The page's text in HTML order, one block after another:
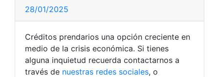
28/01/2025
Créditos prendarios una opción creciente en
medio de la crisis económica. Si tienes
alguna inquietud recuerda contactarnos a
través de nuestras redes sociales, o